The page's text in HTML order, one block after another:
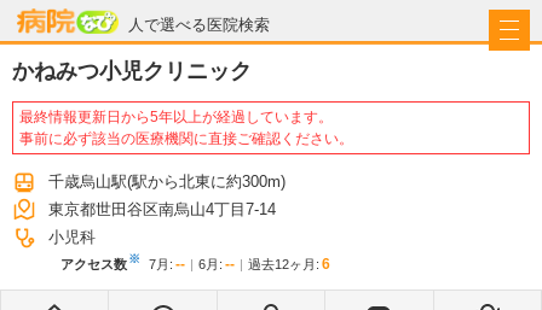
人で選べる医院検索
病院なび
かねみつ小児クリニック
最終情報更新日から5年以上が経過しています。
事前に必ず該当の医療機関に直接ご確認ください。
千歳烏山駅(駅から北東に約300m)
東京都世田谷区南烏山4丁目7-14
小児科
アクセス数※ 7月 : -- 6月 : -- 過去12ヶ月: 6